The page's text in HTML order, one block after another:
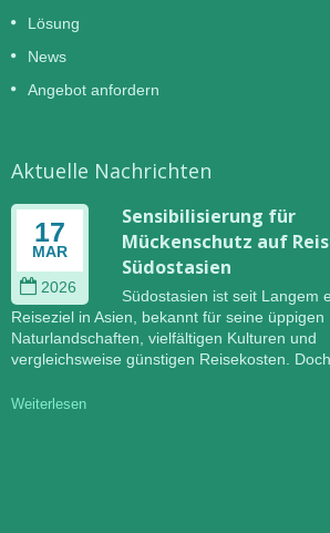
Lösung
News
Angebot anfordern
Aktuelle Nachrichten
17
MAR
2026
Sensibilisierung für
Mückenschutz auf
Südostasien
Südostasien ist seit Langem
Reiseziel in Asien, bekannt für seine üppigen
Naturlandschaften, vielfältigen Kulturen und
vergleichsweise günstigen Reisekosten. Doch
Weiterlesen